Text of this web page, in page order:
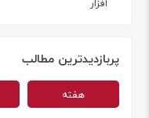
پربازدیدترین مطالب
هفته